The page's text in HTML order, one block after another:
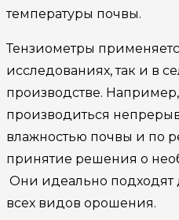
температуры почвы.
Тензиометры
исследованиях, так и в
производстве.
производиться
влажностью почвы и по
принятие решения о
Они идеально подходят
всех видов орошения.